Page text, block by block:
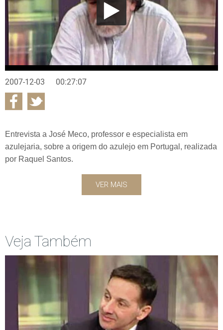
2007-12-03 00:27:07
Entrevista a José Meco, professor e especialista em
azulejaria, sobre a origem do azulejo em Portugal, realizada
por Raquel Santos.
VER MAIS
Veja Também